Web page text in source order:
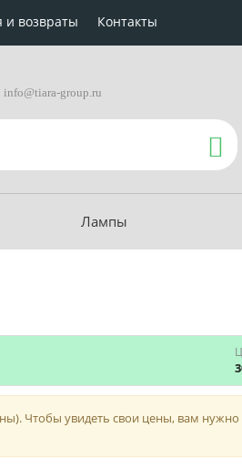
и возвраты Контакты
info@tiara-group.ru
Лампы
Чтобы увидеть свои цены, вам